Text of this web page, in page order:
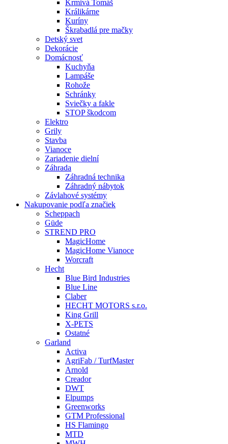
Krmivá Tomáš
Králikárne
Kuríny
Škrabadlá pre mačky
Detský svet
Dekorácie
Domácnosť
Kuchyňa
Lampáše
Rohože
Schránky
Sviečky a fakle
STOP škodcom
Elektro
Grily
Stavba
Vianoce
Zariadenie dielní
Záhrada
Záhradná technika
Záhradný nábytok
Závlahové systémy
Nakupovanie podľa značiek
Scheppach
Güde
STREND PRO
MagicHome
MagicHome Vianoce
Worcraft
Hecht
Blue Bird Industries
Blue Line
Claber
HECHT MOTORS s.r.o.
King Grill
X-PETS
Ostatné
Garland
Activa
AgriFab / TurfMaster
Arnold
Creador
DWT
Elpumps
Greenworks
GTM Professional
HS Flamingo
MTD